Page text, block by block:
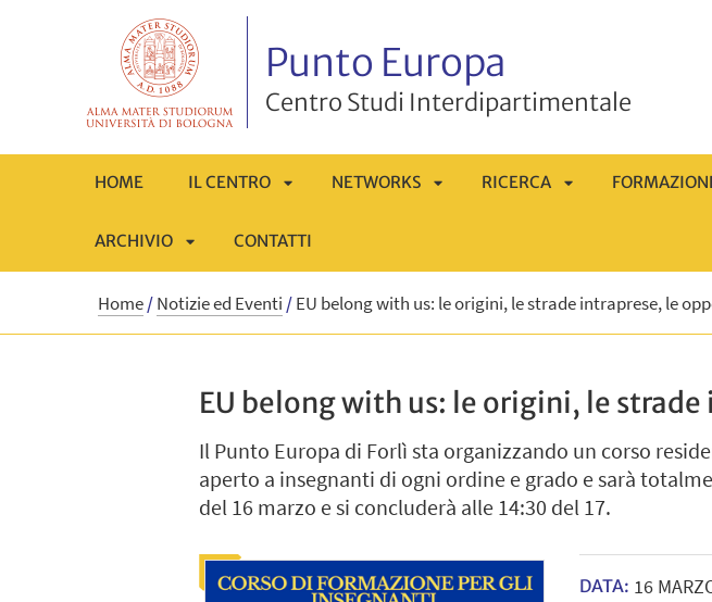
Punto Europa
Centro Studi Interdipartimentale
HOME IL CENTRO
APRI
SOTTOMENÙ
NETWORKS
SOTTOMENÙ
RICERCA
SOTTOMENÙ
ARCHIVIO
APRI
CONTATTI
Home/Notizie ed Eventi /EU belong with us: le origini, le strade intraprese, le
EU belong with us: le origini, le
Il Punto Europa di Forlì sta organizzando un corso
aperto a insegnanti di ogni ordine e grado e sarà
del 16 marzo e si concluderà alle 14:30 del 17.
DATA: 16